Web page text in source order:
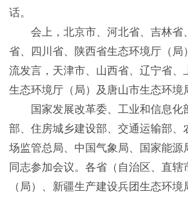
话。
会上，北京市、河北省、吉林省
省、四川省、陕西省生态环境厅（局
流发言，天津市、山西省、辽宁省、
生态环境厅（局）及唐山市生态环境
国家发展改革委、工业和信息化
部、住房城乡建设部、交通运输部、
场监管总局、中国气象局、国家能源
同志参加会议。各省（自治区、直辖
（局）、新疆生产建设兵团生态环境